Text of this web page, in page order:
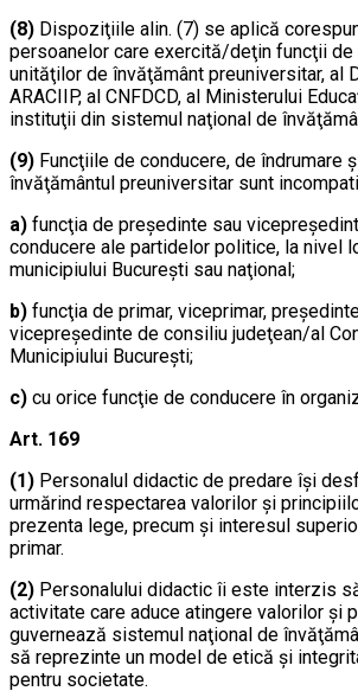
(8) Dispoziţiile alin. (7) se aplică
persoanelor care exercită/deţin funcţii de
unităţilor de învăţământ preuniversitar, al
ARACIIP, al CNFDCD, al Ministerului
instituţii din sistemul naţional de
(9) Funcţiile de conducere, de îndrumare
învăţământul preuniversitar sunt
a) funcţia de preşedinte sau
conducere ale partidelor politice, la nivel
municipiului Bucureşti sau naţional;
b) funcţia de primar, viceprimar,
vicepreşedinte de consiliu judeţean/al
Municipiului Bucureşti;
c) cu orice funcţie de conducere în
Art. 169
(1) Personalul didactic de predare îşi
urmărind respectarea valorilor şi
prezenta lege, precum şi interesul
primar.
(2) Personalului didactic îi este interzis
activitate care aduce atingere valorilor şi
guvernează sistemul naţional de
să reprezinte un model de etică şi
pentru societate.